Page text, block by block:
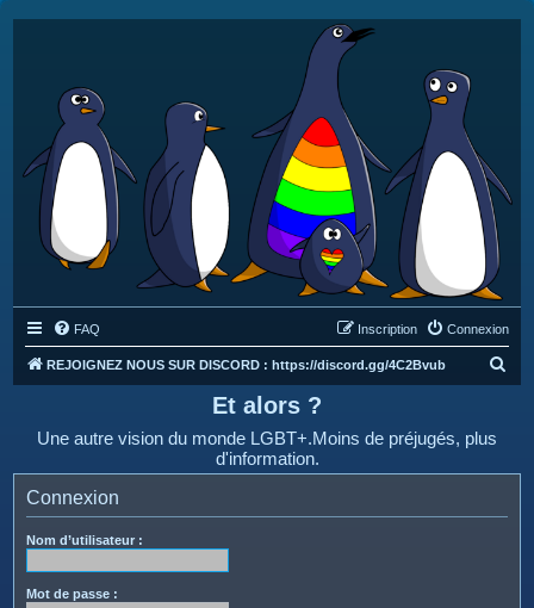
FAQ Connexion
Inscription
REJOIGNEZ NOUS SUR DISCORD : https://discord.gg/4C2Bvub
e
Et alors ?
Une autre vision du monde LGBT+.Moins de préjugés, plus
d'information.
Connexion
Nom d’utilisateur :
Mot de passe :